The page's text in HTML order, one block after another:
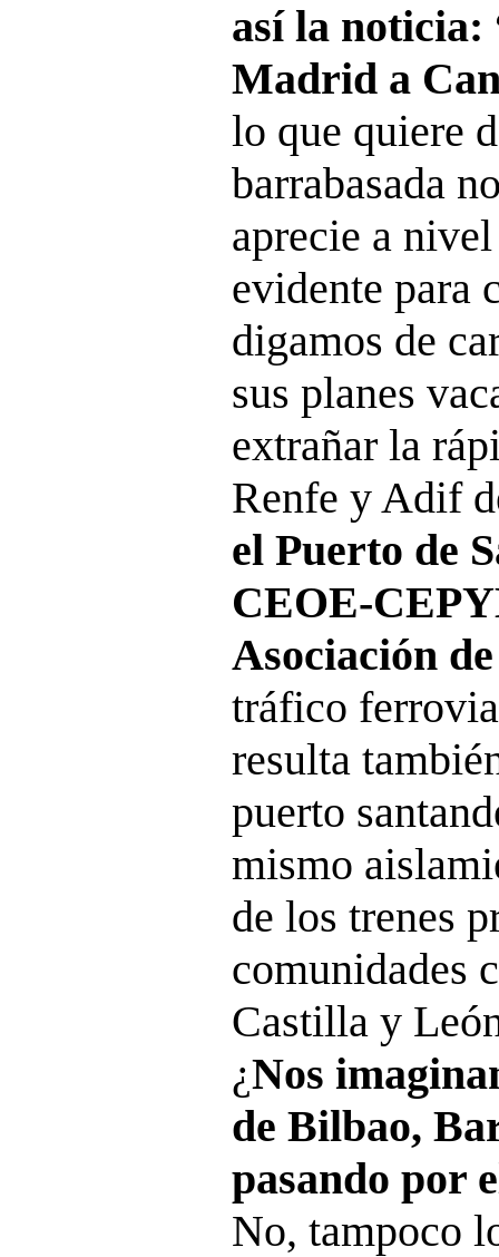
así la noticia:
Madrid a
lo que quiere
barrabasada
aprecie a
evidente para
digamos de
sus planes
extrañar la
Renfe y Adif
el Puerto de
CEOE-
Asociación
tráfico
resulta
puerto
mismo
de los trenes
comunidades
Castilla y
¿Nos
de Bilbao,
pasando por
No, tampoco